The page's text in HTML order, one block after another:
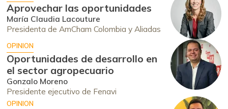
Aprovechar las oportunidades
María Claudia Lacouture
Presidenta de AmCham Colombia y Aliadas
OPINION
Oportunidades de desarrollo en
el sector agropecuario
Gonzalo Moreno
Presidente ejecutivo de Fenavi
OPINION